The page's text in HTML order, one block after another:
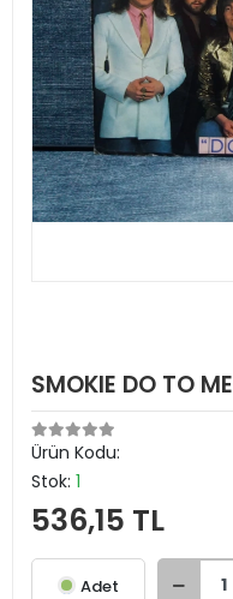
SMOKIE DO TO ME
Ürün Kodu:
Stok: 1
536,15 TL
Adet